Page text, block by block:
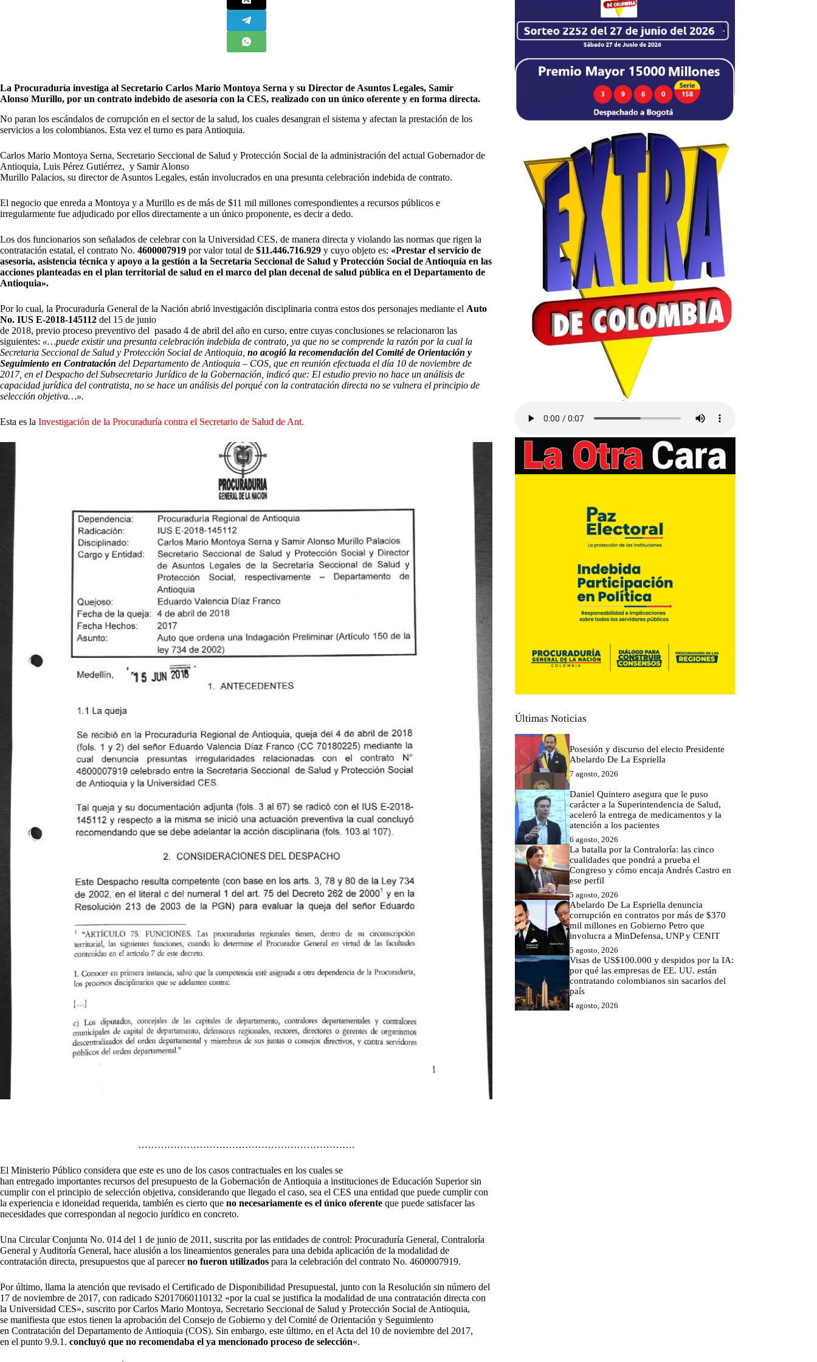
La Procuraduría investiga al Secretario Carlos Mario Montoya Serna y su Director de Asuntos Legales, Samir
Alonso Murillo, por un contrato indebido de asesoría con la CES, realizado con un único oferente y en forma directa.
No paran los escándalos de corrupción en el sector de la salud, los cuales desangran el sistema y afectan la prestación de los
servicios a los colombianos. Esta vez el turno es para Antioquia.
Carlos Mario Montoya Serna, Secretario Seccional de Salud y Protección Social de la administración del actual Gobernador de
Antioquia, Luis Pérez Gutiérrez, y Samir Alonso
Murillo Palacios, su director de Asuntos Legales, están involucrados en una presunta celebración indebida de contrato.
El negocio que enreda a Montoya y a Murillo es de más de $11 mil millones correspondientes a recursos públicos e
irregularmente fue adjudicado por ellos directamente a un único proponente, es decir a dedo.
Los dos funcionarios son señalados de celebrar con la Universidad CES, de manera directa y violando las normas que rigen la
contratación estatal, el contrato No. 4600007919 por valor total de $11.446.716.929 y cuyo objeto es: «Prestar el servicio de
asesoría, asistencia técnica y apoyo a la gestión a la Secretaría Seccional de Salud y Protección Social de Antioquía en las
acciones planteadas en el plan territorial de salud en el marco del plan decenal de salud pública en el Departamento de
Antioquia».
Por lo cual, la Procuraduría General de la Nación abrió investigación disciplinaria contra estos dos personajes mediante el Auto
No. IUS E-2018-145112 del 15 de junio
de 2018, previo proceso preventivo del pasado 4 de abril del año en curso, entre cuyas conclusiones se relacionaron las
siguientes: «…puede existir una presunta celebración indebida de contrato, ya que no se comprende la razón por la cual la
Secretaria Seccional de Salud y Protección Social de Antioquia, no acogió la recomendación del Comité de Orientación y
Seguimiento en Contratación del Departamento de Antioquia – COS, que en reunión efectuada el día 10 de noviembre de
2017, en el Despacho del Subsecretario Jurídico de la Gobernación, indicó que: El estudio previo no hace un análisis de
capacidad jurídica del contratista, no se hace un análisis del porqué con la contratación directa no se vulnera el principio de
selección objetiva…».
Esta es la Investigación de la Procuraduría contra el Secretario de Salud de Ant.
………………………………………………………….
El Ministerio Público considera que este es uno de los casos contractuales en los cuales se
han entregado importantes recursos del presupuesto de la Gobernación de Antioquia a instituciones de Educación Superior sin
cumplir con el principio de selección objetiva, considerando que llegado el caso, sea el CES una entidad que puede cumplir con
la experiencia e idoneidad requerida, también es cierto que no necesariamente es el único oferente que puede satisfacer las
necesidades que correspondan al negocio jurídico en concreto.
Una Circular Conjunta No. 014 del 1 de junio de 2011, suscrita por las entidades de control: Procuraduría General, Contraloría
General y Auditoría General, hace alusión a los lineamientos generales para una debida aplicación de la modalidad de
contratación directa, presupuestos que al parecerno fueron utilizados para la celebración del contrato No. 4600007919.
Por último, llama la atención que revisado el Certificado de Disponibilidad Presupuestal, junto con la Resolución sin número del
17 de noviembre de 2017, con radicado S2017060110132 «por la cual se justifica la modalidad de una contratación directa con
la Universidad CES», suscrito por Carlos Mario Montoya, Secretario Seccional de Salud y Protección Social de Antioquia,
se manifiesta que estos tienen la aprobación del Consejo de Gobierno y del Comité de Orientación y Seguimiento
en Contratación del Departamento de Antioquia (COS). Sin embargo, este último, en el Acta del 10 de noviembre del 2017,
en el punto 9.9.1. concluyó que no recomendaba el ya mencionado proceso de selección«.
Últimas Noticias
Posesión y discurso del electo Presidente
Abelardo De La Espriella
7 agosto, 2026
Daniel Quintero asegura que le puso
carácter a la Superintendencia de Salud,
aceleró la entrega de medicamentos y la
atención a los pacientes
6 agosto, 2026
La batalla por la Contraloría: las cinco
cualidades que pondrá a prueba el
Congreso y cómo encaja Andrés Castro en
ese perfil
5 agosto, 2026
Abelardo De La Espriella denuncia
corrupción en contratos por más de $370
mil millones en Gobierno Petro que
involucra a MinDefensa, UNP y CENIT
5 agosto, 2026
Visas de US$100.000 y despidos por la IA:
por qué las empresas de EE. UU. están
contratando colombianos sin sacarlos del
país
4 agosto, 2026